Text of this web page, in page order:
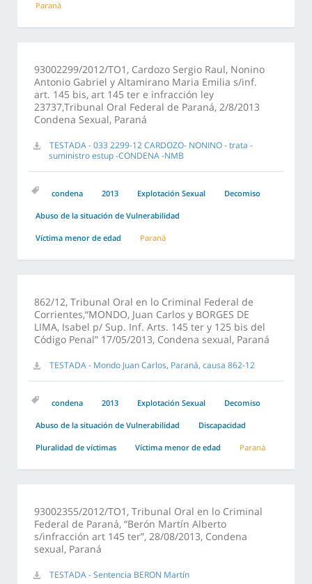
Paraná
93002299/2012/TO1, Cardozo Sergio Raul, Nonino
Antonio Gabriel y Altamirano Maria Emilia s/inf.
art. 145 bis, art 145 ter e infracción ley
23737,Tribunal Oral Federal de Paraná, 2/8/2013
Condena Sexual, Paraná
TESTADA - 033 2299-12 CARDOZO- NONINO - trata -
suministro estup -CONDENA -NMB
condena 2013 Explotación Sexual Decomiso
Abuso de la situación de Vulnerabilidad
Víctima menor de edad Paraná
862/12, Tribunal Oral en lo Criminal Federal de
Corrientes,“MONDO, Juan Carlos y BORGES DE
LIMA, Isabel p/ Sup. Inf. Arts. 145 ter y 125 bis del
Código Penal” 17/05/2013, Condena sexual, Paraná
TESTADA - Mondo Juan Carlos, Paraná, causa 862-12
condena 2013 Explotación Sexual Decomiso
Abuso de la situación de Vulnerabilidad Discapacidad
Pluralidad de víctimas Víctima menor de edad Paraná
93002355/2012/TO1, Tribunal Oral en lo Criminal
Federal de Paraná, “Berón Martín Alberto
s/infracción art 145 ter”, 28/08/2013, Condena
sexual, Paraná
TESTADA - Sentencia BERON Martín